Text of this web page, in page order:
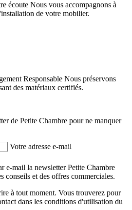
écoute Nous vous accompagnons à
de votre mobilier.
Responsable Nous préservons
des matériaux certifiés.
de Petite Chambre pour ne manquer
Votre adresse e-mail
e-mail la newsletter Petite Chambre
conseils et des offres commerciales.
à tout moment. Vous trouverez pour
dans les conditions d'utilisation du